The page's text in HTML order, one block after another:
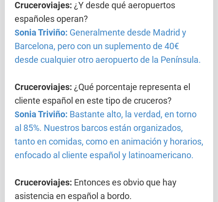
Cruceroviajes: ¿Y desde qué aeropuertos
españoles operan?
Sonia Triviño: Generalmente desde Madrid y
Barcelona, pero con un suplemento de 40€
desde cualquier otro aeropuerto de la Península.
Cruceroviajes: ¿Qué porcentaje representa el
cliente español en este tipo de cruceros?
Sonia Triviño: Bastante alto, la verdad, en torno
al 85%. Nuestros barcos están organizados,
tanto en comidas, como en animación y horarios,
enfocado al cliente español y latinoamericano.
Cruceroviajes: Entonces es obvio que hay
asistencia en español a bordo.